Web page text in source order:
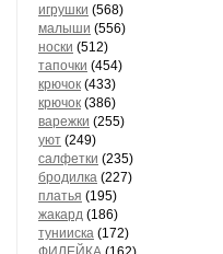
игрушки (568)
малыши (556)
носки (512)
тапочки (454)
крючок (433)
крючок (386)
варежки (255)
уют (249)
салфетки (235)
бродилка (227)
платья (195)
жакард (186)
тунииска (172)